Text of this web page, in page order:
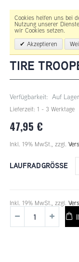
Cookies helfen uns bei
Nutzung unserer
wir Cookies setzen.
Akzeptieren
TIRE
Verfügbarkeit: Auf Lager
Lieferzeit: 1 - 3 Werktage
47,95 €
Inkl. 19% MwSt., zzgl.
LAUFRADGRÖSSE
Inkl. 19% MwSt., zzgl.